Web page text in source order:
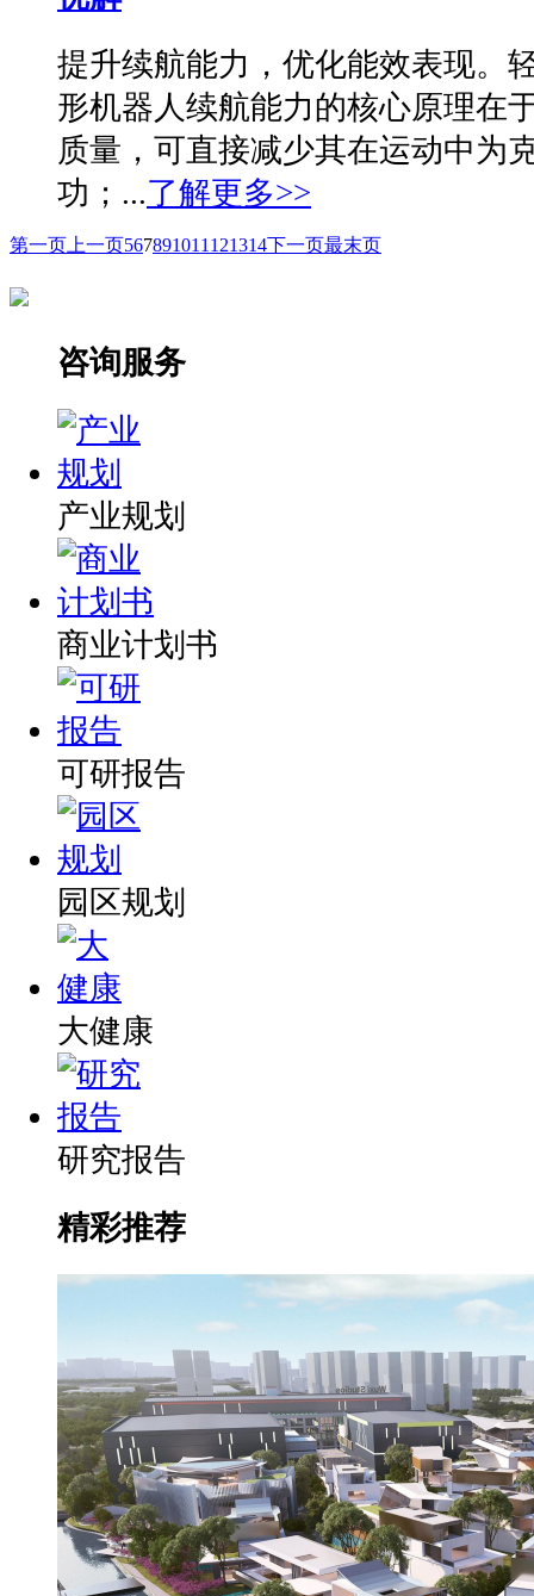
提升续航能力，优化能效表现。
形机器人续航能力的核心原理在
质量，可直接减少其在运动中为
功；...了解更多>>
第一页 上一页567891011 121314下一页最末页
咨询服务
产业规划
商业计划书
可研报告
园区规划
大健康
研究报告
精彩推荐